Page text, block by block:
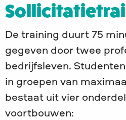
De training duurt 75
gegeven door twee
bedrijfsleven.
in groepen van
bestaat uit vier
voortbouwen: